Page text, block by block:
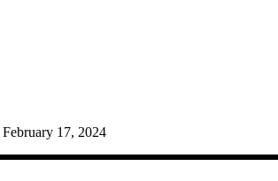
February 17, 2024